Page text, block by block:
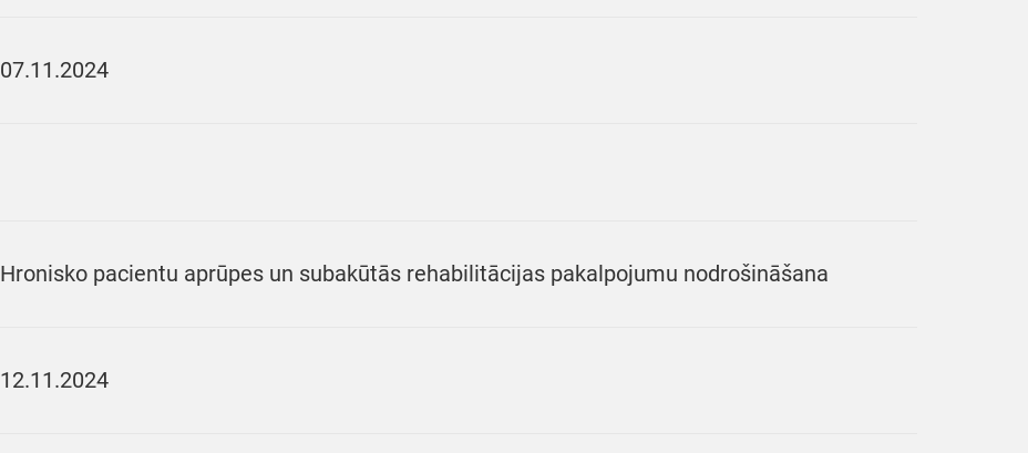
07.11.2024
Hronisko pacientu aprūpes un subakūtās rehabilitācijas pakalpojumu nodrošināšana
12.11.2024